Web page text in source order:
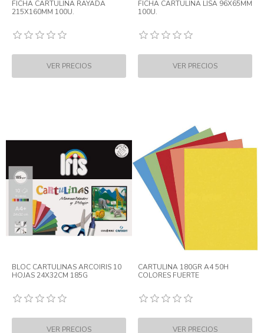
FICHA CARTULINA RAYADA
215X160MM 100U.
FICHA CARTULINA LISA 96X65MM
100U.
BLOC CARTULINAS ARCOIRIS 10
HOJAS 24X32CM 185G
CARTULINA 180GR A4 50H
COLORES FUERTE